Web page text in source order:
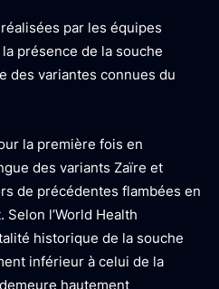
par les équipes
présence de la souche
des variantes connues du
la première fois en
des variants Zaïre et
de précédentes flambées en
Selon l’World Health
historique de la souche
inférieur à celui de la
hautement